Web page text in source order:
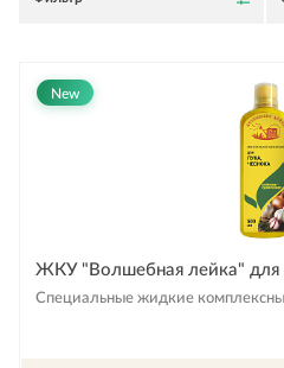
New
ЖКУ "Волшебная лейка" для
Специальные жидкие